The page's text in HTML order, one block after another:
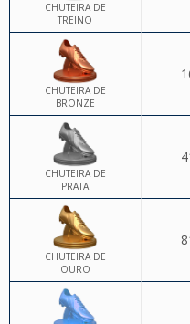
CHUTEIRA DE
TREINO
CHUTEIRA DE
BRONZE
CHUTEIRA DE
PRATA
CHUTEIRA DE
OURO